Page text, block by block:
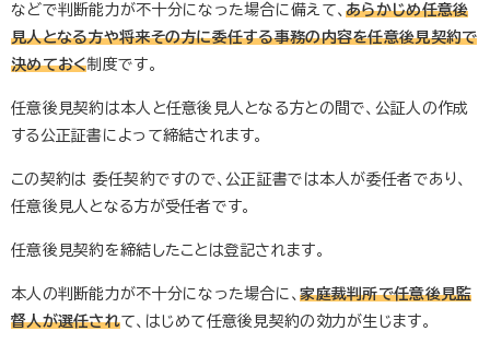
などで判断能力が不十分になった場合に備えて、あらかじめ任意後
見人となる方や将来その方に委任する事務の内容を任意後見契約で
決めておく制度です。
任意後見契約は本人と任意後見人となる方との間で、公証人の作成
する公正証書によって締結されます。
この契約は 委任契約ですので、公正証書では本人が委任者であり、
任意後見人となる方が受任者です。
任意後見契約を締結したことは登記されます。
本人の判断能力が不十分になった場合に、家庭裁判所で任意後見監
督人が選任されて、はじめて任意後見契約の効力が生じます。